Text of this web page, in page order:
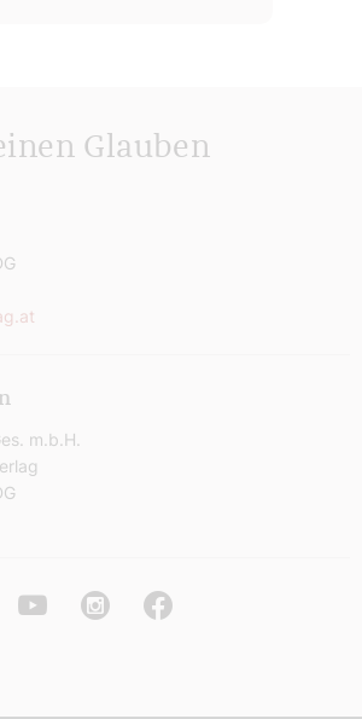
Glauben
m.b.H.
YoutubeInstagramFacebook